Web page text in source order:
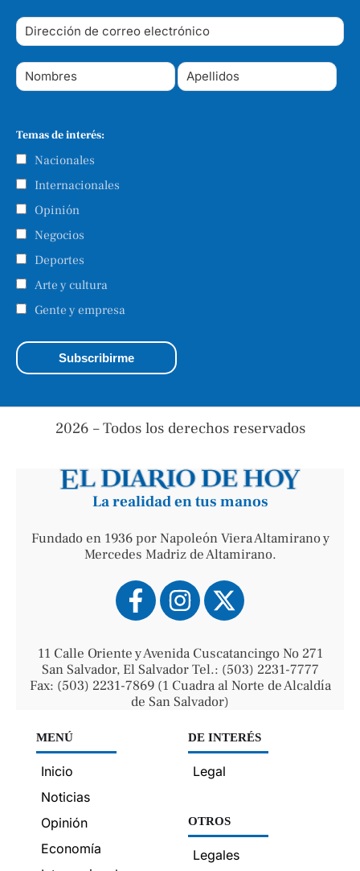
Temas de interés:
Nacionales
Internacionales
Opinión
Negocios
Deportes
Arte y cultura
Gente y empresa
2026 – Todos los derechos reservados
La realidad en tus manos
Fundado en 1936 por Napoleón Viera Altamirano y
Mercedes Madriz de Altamirano.
11 Calle Oriente y Avenida Cuscatancingo No 271
San Salvador, El Salvador Tel.: (503) 2231-7777
Fax: (503) 2231-7869 (1 Cuadra al Norte de Alcaldía
de San Salvador)
MENÚ
Inicio
Noticias
Opinión
Economía
DE INTERÉS
Legal
OTROS
Legales